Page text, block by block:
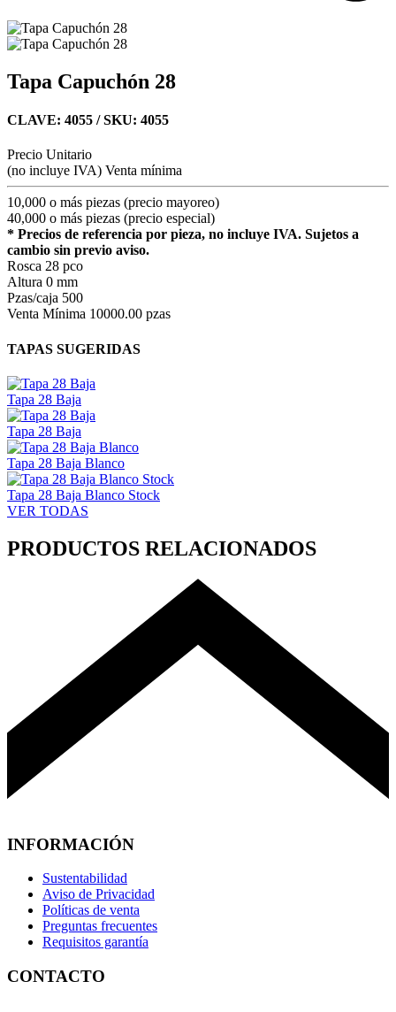
Tapa Capuchón 28
CLAVE: 4055 / SKU: 4055
Precio Unitario
(no incluye IVA) Venta mínima
10,000 o más piezas (precio mayoreo)
40,000 o más piezas (precio especial)
* Precios de referencia por pieza, no incluye IVA. Sujetos a
cambio sin previo aviso.
Rosca 28 pco
Altura 0 mm
Pzas/caja 500
Venta Mínima 10000.00 pzas
TAPAS SUGERIDAS
Tapa 28 Baja
Tapa 28 Baja
Tapa 28 Baja Blanco
Tapa 28 Baja Blanco Stock
VER TODAS
PRODUCTOS RELACIONADOS
INFORMACIÓN
Sustentabilidad
Aviso de Privacidad
Políticas de venta
Preguntas frecuentes
Requisitos garantía
CONTACTO